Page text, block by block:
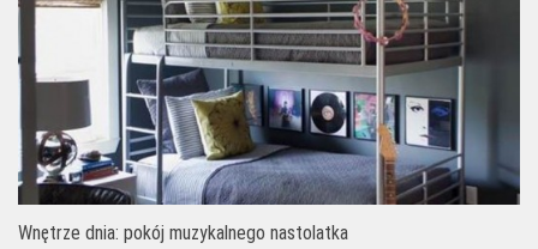
Wnętrze dnia: pokój muzykalnego nastolatka